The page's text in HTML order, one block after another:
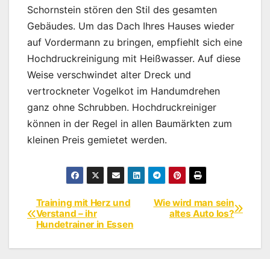
Schornstein stören den Stil des gesamten
Gebäudes. Um das Dach Ihres Hauses wieder
auf Vordermann zu bringen, empfiehlt sich eine
Hochdruckreinigung mit Heißwasser. Auf diese
Weise verschwindet alter Dreck und
vertrockneter Vogelkot im Handumdrehen
ganz ohne Schrubben. Hochdruckreiniger
können in der Regel in allen Baumärkten zum
kleinen Preis gemietet werden.
BeitragsnavigationWie wird man sein
altes Auto los?
Training mit Herz und
Verstand – ihr
Hundetrainer in Essen